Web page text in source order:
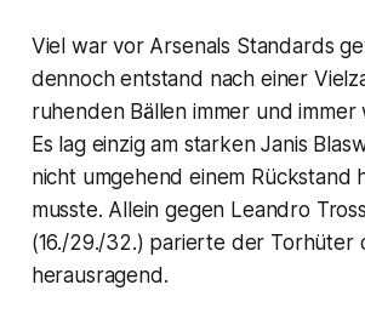
Viel war vor Arsenals Standards
dennoch entstand nach einer
ruhenden Bällen immer und immer
Es lag einzig am starken Janis
nicht umgehend einem Rückstand
musste. Allein gegen Leandro
(16./29./32.) parierte der Torhüter
herausragend.